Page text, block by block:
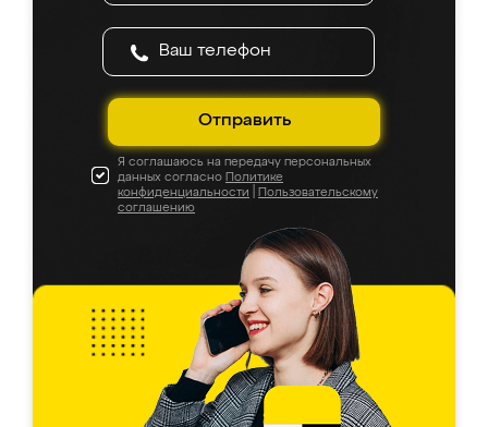
Отправить
Я соглашаюсь на передачу персональных
данных согласно Политике
конфиденциальности
Пользовательскому
соглашению